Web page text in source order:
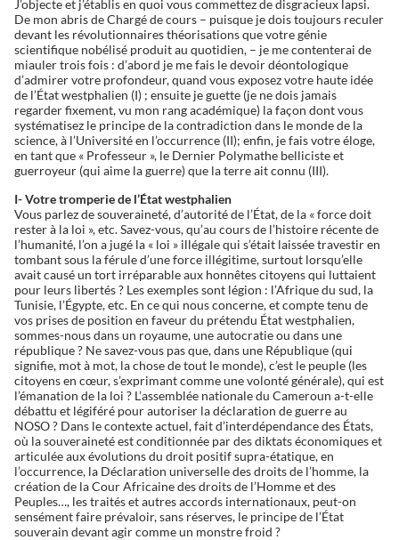
J’objecte et j’établis en quoi vous commettez de disgracieux lapsi.
De mon abris de Chargé de cours – puisque je dois toujours reculer
devant les révolutionnaires théorisations que votre génie
scientifique nobélisé produit au quotidien, – je me contenterai de
miauler trois fois : d’abord je me fais le devoir déontologique
d’admirer votre profondeur, quand vous exposez votre haute idée
de l’État westphalien (I) ; ensuite je guette (je ne dois jamais
regarder fixement, vu mon rang académique) la façon dont vous
systématisez le principe de la contradiction dans le monde de la
science, à l’Université en l’occurrence (II); enfin, je fais votre éloge,
en tant que « Professeur », le Dernier Polymathe belliciste et
guerroyeur (qui aime la guerre) que la terre ait connu (III).
I- Votre tromperie de l’État westphalien
Vous parlez de souveraineté, d’autorité de l’État, de la « force doit
rester à la loi », etc. Savez-vous, qu’au cours de l’histoire récente de
l’humanité, l’on a jugé la « loi » illégale qui s’était laissée travestir en
tombant sous la férule d’une force illégitime, surtout lorsqu’elle
avait causé un tort irréparable aux honnêtes citoyens qui luttaient
pour leurs libertés ? Les exemples sont légion : l’Afrique du sud, la
Tunisie, l’Égypte, etc. En ce qui nous concerne, et compte tenu de
vos prises de position en faveur du prétendu État westphalien,
sommes-nous dans un royaume, une autocratie ou dans une
république ? Ne savez-vous pas que, dans une République (qui
signifie, mot à mot, la chose de tout le monde), c’est le peuple (les
citoyens en cœur, s’exprimant comme une volonté générale), qui est
l’émanation de la loi ? L’assemblée nationale du Cameroun a-t-elle
débattu et légiféré pour autoriser la déclaration de guerre au
NOSO ? Dans le contexte actuel, fait d’interdépendance des États,
où la souveraineté est conditionnée par des diktats économiques et
articulée aux évolutions du droit positif supra-étatique, en
l’occurrence, la Déclaration universelle des droits de l’homme, la
création de la Cour Africaine des droits de l’Homme et des
Peuples…, les traités et autres accords internationaux, peut-on
sensément faire prévaloir, sans réserves, le principe de l’État
souverain devant agir comme un monstre froid ?